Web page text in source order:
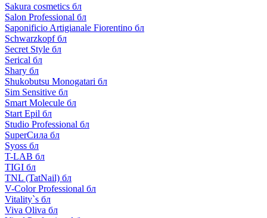
Sakura cosmetics бл
Salon Professional бл
Saponificio Artigianale Fiorentino бл
Schwarzkopf бл
Secret Style бл
Serical бл
Shary бл
Shukobutsu Monogatari бл
Sim Sensitive бл
Smart Molecule бл
Start Epil бл
Studio Professional бл
SuperСила бл
Syoss бл
T-LAB бл
TIGI бл
TNL (TatNail) бл
V-Color Professional бл
Vitality`s бл
Viva Oliva бл